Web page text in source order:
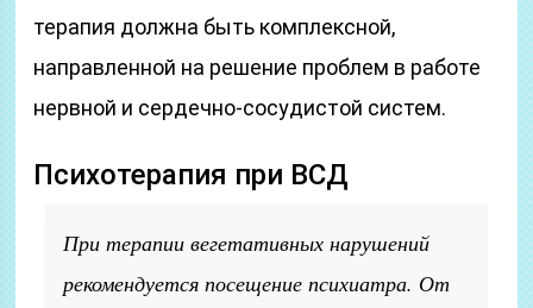
терапия должна быть комплексной,
направленной на решение проблем в работе
нервной и сердечно-сосудистой систем.
Психотерапия при ВСД
При терапии вегетативных нарушений
рекомендуется посещение психиатра. От